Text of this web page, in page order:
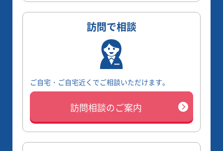
訪問で相談
ご自宅・ご自宅近くでご相談いただけます。
訪問相談のご案内